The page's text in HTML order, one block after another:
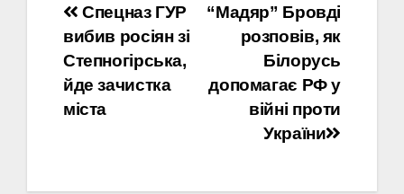
Навігація
записів
“Мадяр” Бровді
розповів, як
Білорусь
допомагає РФ у
війні проти
України
Спецназ ГУР
вибив росіян зі
Степногірська,
йде зачистка
міста